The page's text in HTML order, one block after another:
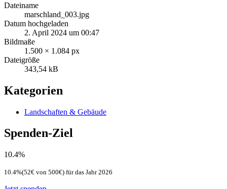
Dateiname
marschland_003.jpg
Datum hochgeladen
2. April 2024 um 00:47
Bildmaße
1.500 × 1.084 px
Dateigröße
343,54 kB
Kategorien
Landschaften & Gebäude
Spenden-Ziel
10.4%
10.4%(52€ von 500€) für das Jahr 2026